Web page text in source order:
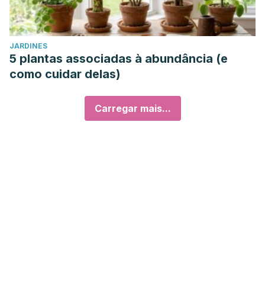
JARDINES
5 plantas associadas à abundância (e
como cuidar delas)
Carregar mais...